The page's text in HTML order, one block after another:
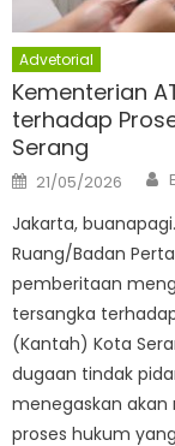
Advetorial
Kementerian
terhadap
Serang
Posted
on
21/05/2026
Jakarta,
Ruang/Badan
pemberitaan
tersangka
(Kantah) Kota
dugaan tindak
menegaskan
proses hukum